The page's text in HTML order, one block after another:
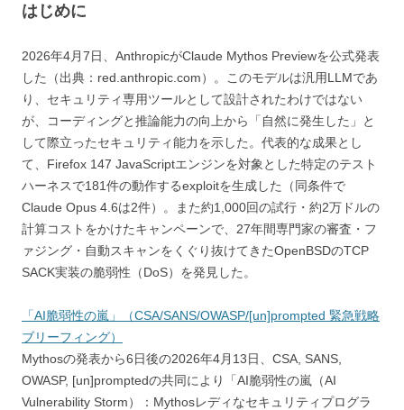
はじめに
2026年4月7日、AnthropicがClaude Mythos Previewを公式発表
した（出典：red.anthropic.com）。このモデルは汎用LLMであ
り、セキュリティ専用ツールとして設計されたわけではない
が、コーディングと推論能力の向上から「自然に発生した」と
して際立ったセキュリティ能力を示した。代表的な成果とし
て、Firefox 147 JavaScriptエンジンを対象とした特定のテスト
ハーネスで181件の動作するexploitを生成した（同条件で
Claude Opus 4.6は2件）。また約1,000回の試行・約2万ドルの
計算コストをかけたキャンペーンで、27年間専門家の審査・フ
ァジング・自動スキャンをくぐり抜けてきたOpenBSDのTCP
SACK実装の脆弱性（DoS）を発見した。
「AI脆弱性の嵐」（CSA/SANS/OWASP/[un]prompted 緊急戦略
ブリーフィング）
Mythosの発表から6日後の2026年4月13日、CSA, SANS,
OWASP, [un]promptedの共同により「AI脆弱性の嵐（AI
Vulnerability Storm）：Mythosレディなセキュリティプログラ